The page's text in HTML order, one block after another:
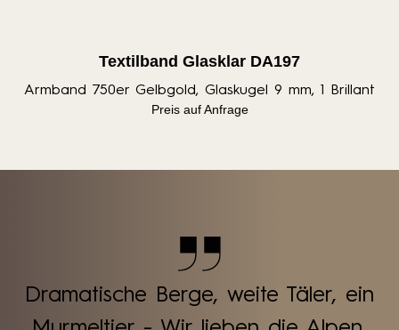
Textilband Glasklar DA197
Armband 750er Gelbgold, Glaskugel 9 mm, 1 Brillant
Preis auf Anfrage
Dramatische Berge, weite Täler, ein